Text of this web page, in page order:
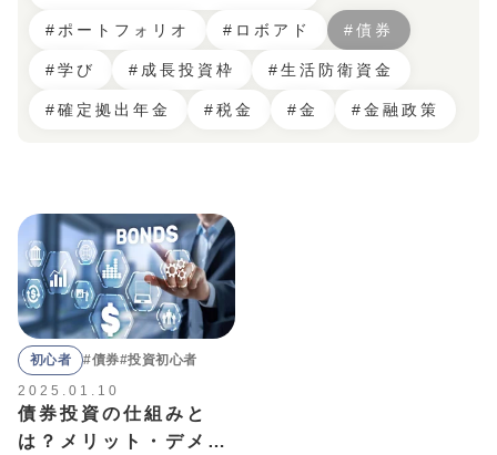
#ポートフォリオ #ロボアド #債券
#学び #成長投資枠 #生活防衛資金
#確定拠出年金 #税金 #金 #金融政策
初心者 #債券#投資初心者
2025.01.10
債券投資の仕組みと
は？メリット・デメ